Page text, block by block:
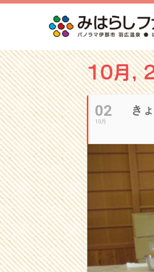
10月,
02
10月
き